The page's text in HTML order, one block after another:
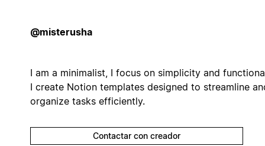
@misterusha
I am a minimalist, I focus on simplicity and
I create Notion templates designed to streamline
organize tasks efficiently.
Contactar con creador